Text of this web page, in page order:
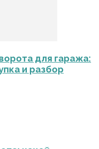
для гаража:
и разбор